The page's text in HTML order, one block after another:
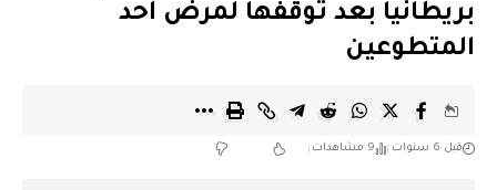
بريطانيا بعد توقفها لمرض أحد
المتطوعين
قبل 6 سنوات 9 مشاهدات